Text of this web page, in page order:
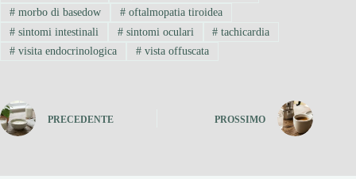
#morbo di basedow #oftalmopatia tiroidea
#sintomi intestinali #sintomi oculari # tachicardia
#visita endocrinologica #vista offuscata
PRECEDENTE PROSSIMO